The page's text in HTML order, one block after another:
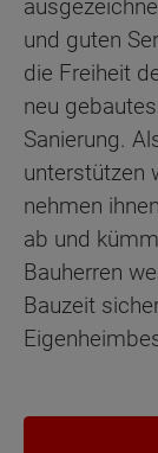
und guten
die Freiheit
neu
Sanierung.
unterstützen
nehmen
ab und
Bauherren
Bauzeit